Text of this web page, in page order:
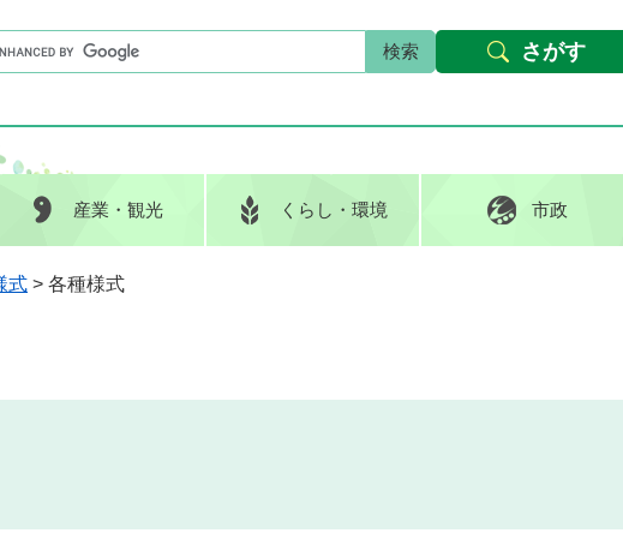
本文へ Foreign languages
キーワード検索G
o
e
カ
産業 ・観光 くらし ・環境 市政
さがす
式 > 各種様式